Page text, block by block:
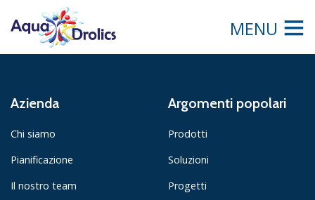
MENU
Azienda
Chi siamo
Pianificazione
Il nostro team
Argomenti popolari
Prodotti
Soluzioni
Progetti